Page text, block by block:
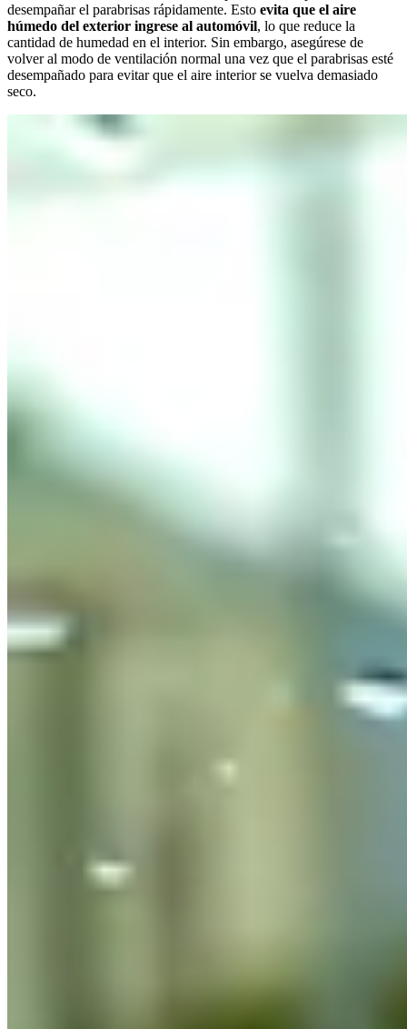
desempañar el parabrisas rápidamente. Esto evita que el aire
húmedo del exterior ingrese al automóvil, lo que reduce la
cantidad de humedad en el interior. Sin embargo, asegúrese de
volver al modo de ventilación normal una vez que el parabrisas esté
desempañado para evitar que el aire interior se vuelva demasiado
seco.